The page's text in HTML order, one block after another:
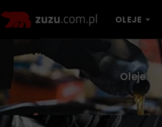
OLEJE
Oleje